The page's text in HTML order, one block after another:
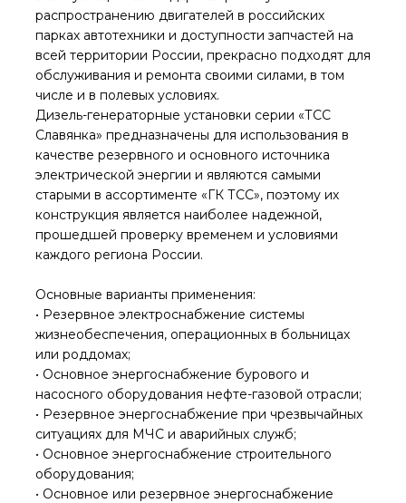
распространению двигателей в российских
парках автотехники и доступности запчастей на
всей территории России, прекрасно подходят для
обслуживания и ремонта своими силами, в том
числе и в полевых условиях.
Дизель-генераторные установки серии «ТСС
Славянка» предназначены для использования в
качестве резервного и основного источника
электрической энергии и являются самыми
старыми в ассортименте «ГК ТСС», поэтому их
конструкция является наиболее надежной,
прошедшей проверку временем и условиями
каждого региона России.
Основные варианты применения:
• Резервное электроснабжение системы
жизнеобеспечения, операционных в больницах
или роддомах;
• Основное энергоснабжение бурового и
насосного оборудования нефте-газовой отрасли;
• Резервное энергоснабжение при чрезвычайных
ситуациях для МЧС и аварийных служб;
• Основное энергоснабжение строительного
оборудования;
• Основное или резервное энергоснабжение